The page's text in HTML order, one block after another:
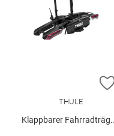
THULE
Klappbarer Fahrradträger "Epos"